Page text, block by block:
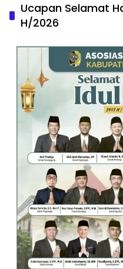
Ucapan Selamat
H/2026